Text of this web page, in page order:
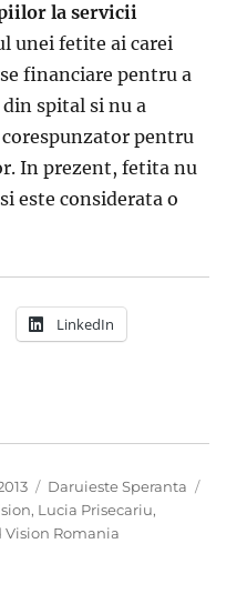
la servicii
unei fetite ai carei
financiare pentru a
spital si nu a
pentru
In prezent, fetita nu
este considerata o
LinkedIn
Categorii
Daruieste Speranta
, Lucia Prisecariu,
Vision Romania